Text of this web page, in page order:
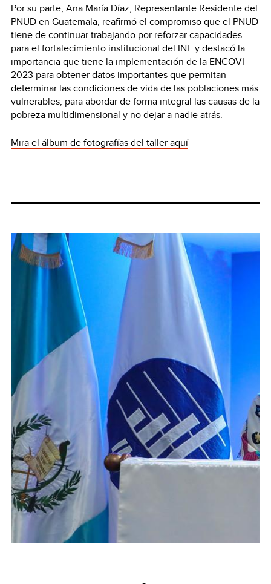
Por su parte, Ana María Díaz, Representante Residente del
PNUD en Guatemala, reafirmó el compromiso que el PNUD
tiene de continuar trabajando por reforzar capacidades
para el fortalecimiento institucional del INE y destacó la
importancia que tiene la implementación de la ENCOVI
2023 para obtener datos importantes que permitan
determinar las condiciones de vida de las poblaciones más
vulnerables, para abordar de forma integral las causas de la
pobreza multidimensional y no dejar a nadie atrás.
Mira el álbum de fotografías del taller aquí